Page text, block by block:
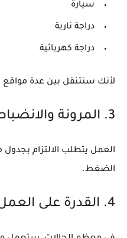
سيارة
دراجة نارية
دراجة كهربائية
لأنك ستتنقل بين عدة مواقع
3. المرونة والانضباط
العمل يتطلب الالتزام
الضغط.
4. القدرة على العمل باستقلالية